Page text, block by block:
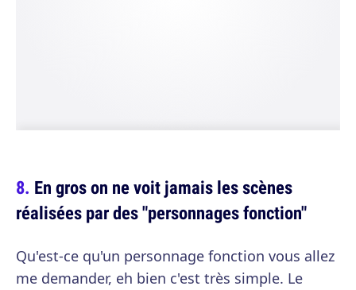
En gros on ne voit jamais les scènes
réalisées par des "personnages fonction"
Qu'est-ce qu'un personnage fonction vous allez
me demander, eh bien c'est très simple. Le